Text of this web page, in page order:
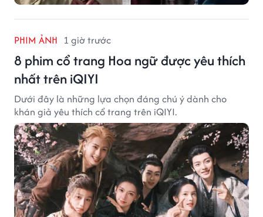
PHIM ẢNH 1 giờ trước
8 phim cổ trang Hoa ngữ được yêu thích
nhất trên iQIYI
Dưới đây là những lựa chọn đáng chú ý dành cho
khán giả yêu thích cổ trang trên iQIYI.